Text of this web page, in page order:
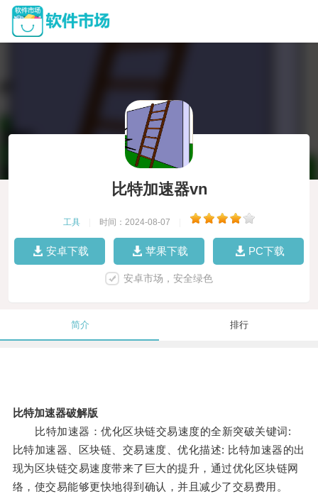
比特加速器vn
工具 时间：2024-08-07
安卓下载 苹果下载 PC下载
安卓市场，安全绿色
简介 排行
比特加速器破解版
比特加速器：优化区块链交易速度的全新突破关键词:
比特加速器、区块链、交易速度、优化描述: 比特加速器的出
现为区块链交易速度带来了巨大的提升，通过优化区块链网
络，使交易能够更快地得到确认，并且减少了交易费用。